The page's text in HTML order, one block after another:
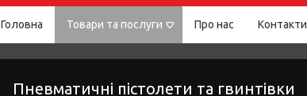
Головна Товари та послуги Про нас Контакти
Пневматичні пістолети та гвинтівки